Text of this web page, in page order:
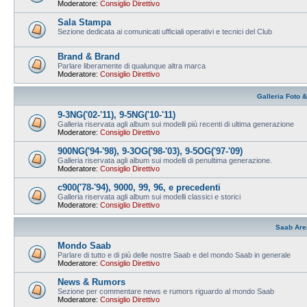
Moderatore: Consiglio Direttivo
Sala Stampa
Sezione dedicata ai comunicati ufficiali operativi e tecnici del Club
Brand & Brand
Parlare liberamente di qualunque altra marca
Moderatore: Consiglio Direttivo
Galleria Foto
9-3NG('02-'11), 9-5NG('10-'11)
Galleria riservata agli album sui modelli più recenti di ultima generazione
Moderatore: Consiglio Direttivo
900NG('94-'98), 9-3OG('98-'03), 9-5OG('97-'09)
Galleria riservata agli album sui modelli di penultima generazione.
Moderatore: Consiglio Direttivo
c900('78-'94), 9000, 99, 96, e precedenti
Galleria riservata agli album sui modelli classici e storici
Moderatore: Consiglio Direttivo
Saab
Mondo Saab
Parlare di tutto e di più delle nostre Saab e del mondo Saab in generale
Moderatore: Consiglio Direttivo
News & Rumors
Sezione per commentare news e rumors riguardo al mondo Saab
Moderatore: Consiglio Direttivo